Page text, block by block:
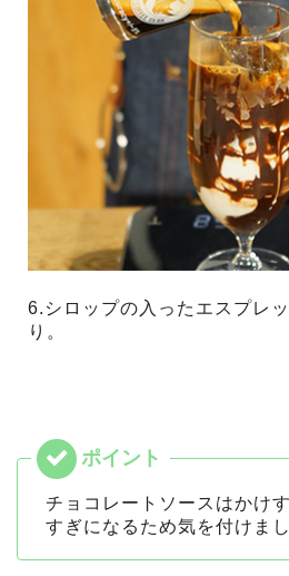
6.シロップの入ったエスプレ
り。
チョコレートソースはかけ
すぎになるため気を付けまし